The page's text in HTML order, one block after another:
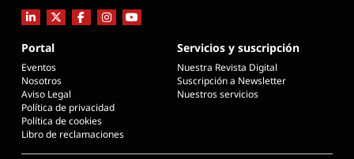
Portal
Eventos
Nosotros
Aviso Legal
Política de privacidad
Política de cookies
Libro de reclamaciones
Servicios y suscripción
Nuestra Revista Digital
Suscripción a Newsletter
Nuestros servicios